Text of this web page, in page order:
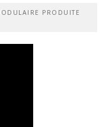
PRODUITE